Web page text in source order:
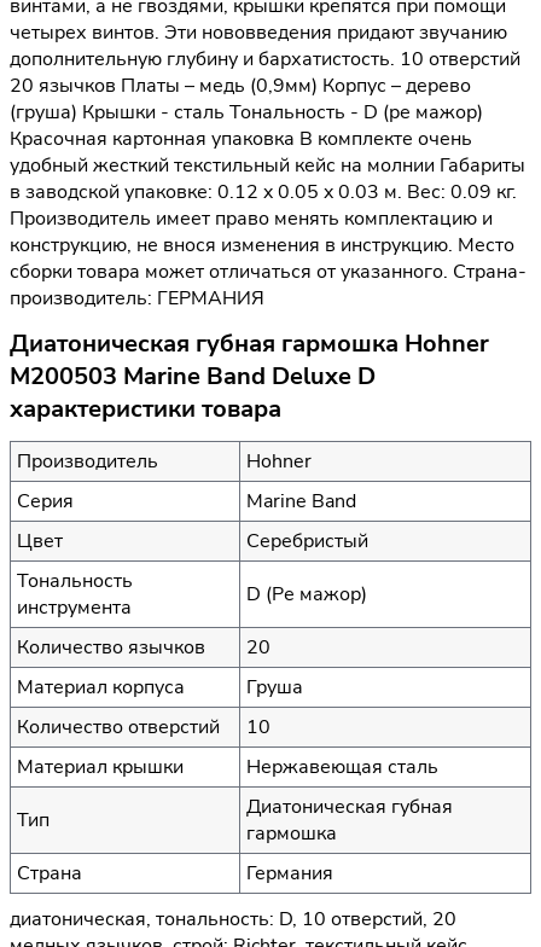
винтами, а не гвоздями, крышки крепятся при помощи
четырех винтов. Эти нововведения придают звучанию
дополнительную глубину и бархатистость. 10 отверстий
20 язычков Платы – медь (0,9мм) Корпус – дерево
(груша) Крышки - сталь Тональность - D (ре мажор)
Красочная картонная упаковка В комплекте очень
удобный жесткий текстильный кейс на молнии Габариты
в заводской упаковке: 0.12 x 0.05 x 0.03 м. Вес: 0.09 кг.
Производитель имеет право менять комплектацию и
конструкцию, не внося изменения в инструкцию. Место
сборки товара может отличаться от указанного. Страна-
производитель: ГЕРМАНИЯ
Диатоническая губная гармошка Hohner
M200503 Marine Band Deluxe D
характеристики товара
Производитель
Hohner
Серия
Marine Band
Цвет
Серебристый
Тональность
инструмента
D (Ре мажор)
Количество язычков
20
Материал корпуса
Груша
Количество отверстий
10
Материал крышки
Нержавеющая сталь
Тип
Диатоническая губная
гармошка
Страна
Германия
диатоническая, тональность: D, 10 отверстий, 20